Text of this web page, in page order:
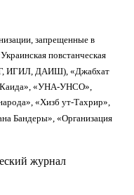
запрещенные в
повстанческая
ИГИЛ, ДАИШ), «Джабхат
Каида», «УНА-УНСО»,
«Хизб ут-Тахрир»,
Бандеры», «Организация
журнал